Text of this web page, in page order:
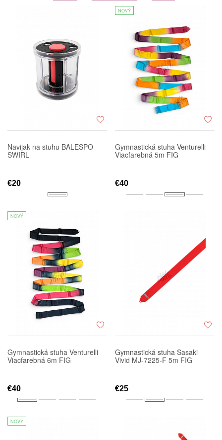
Navijak na stuhu BALESPO
SWIRL
€20
NOVÝ
Gymnastická stuha Venturelli
Viacfarebná 5m FIG
€40
NOVÝ
Gymnastická stuha Venturelli
Viacfarebná 6m FIG
€40
Gymnastická stuha Sasaki
Vivid MJ-7225-F 5m FIG
€25
NOVÝ